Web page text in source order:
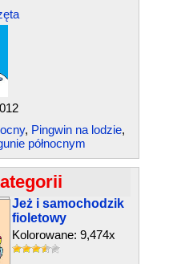
, Pingwin na lodzie,
północnym
Jeż i samochodzik
fioletowy
Kolorowane: 9,474x